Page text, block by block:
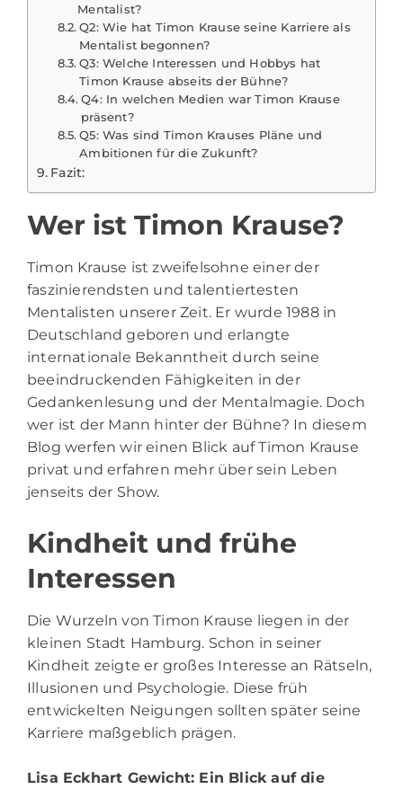
Mentalist?
Q2: Wie hat Timon Krause seine Karriere als
Mentalist begonnen?
Q3: Welche Interessen und Hobbys hat
Timon Krause abseits der Bühne?
Q4: In welchen Medien war Timon Krause
präsent?
Q5: Was sind Timon Krauses Pläne und
Ambitionen für die Zukunft?
Fazit:
Wer ist Timon Krause?
Timon Krause ist zweifelsohne einer der
faszinierendsten und talentiertesten
Mentalisten unserer Zeit. Er wurde 1988 in
Deutschland geboren und erlangte
internationale Bekanntheit durch seine
beeindruckenden Fähigkeiten in der
Gedankenlesung und der Mentalmagie. Doch
wer ist der Mann hinter der Bühne? In diesem
Blog werfen wir einen Blick auf Timon Krause
privat und erfahren mehr über sein Leben
jenseits der Show.
Kindheit und frühe
Interessen
Die Wurzeln von Timon Krause liegen in der
kleinen Stadt Hamburg. Schon in seiner
Kindheit zeigte er großes Interesse an Rätseln,
Illusionen und Psychologie. Diese früh
entwickelten Neigungen sollten später seine
Karriere maßgeblich prägen.
Lisa Eckhart Gewicht: Ein Blick auf die